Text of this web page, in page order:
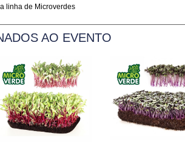
linha de Microverdes
AO EVENTO